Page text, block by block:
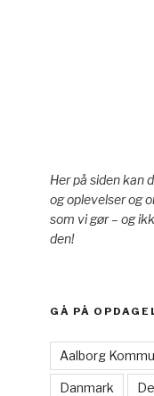
Her på siden kan
og oplevelser og
som vi gør – og
den!
GÅ PÅ
Aalborg
Danmark